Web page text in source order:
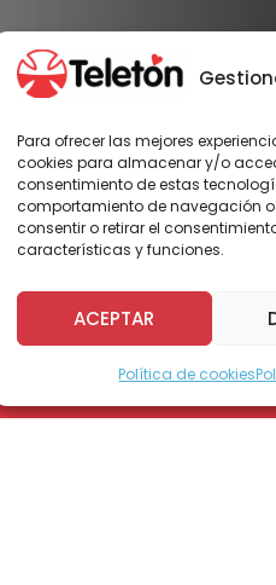
Para ofrecer las mejores
cookies para almacenar y/o
consentimiento de estas
comportamiento de navegación
consentir o retirar el
características y funciones.
ACEPTAR
Política de cookies
de Chile, el pasado
de las 3 categorías